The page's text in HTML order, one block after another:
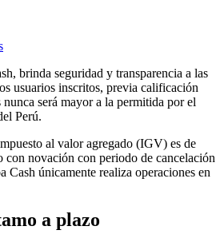
brinda seguridad y transparencia a las
usuarios inscritos, previa calificación
será mayor a la permitida por el
Perú.
al valor agregado (IGV) es de
con novación con periodo de cancelación
Cash únicamente realiza operaciones en
a plazo